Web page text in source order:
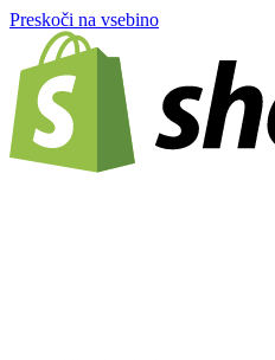
Preskoči na vsebino